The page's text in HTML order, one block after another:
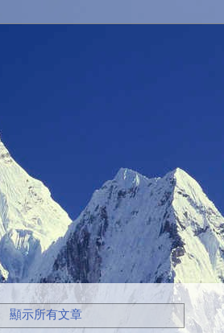
顯示所有文章